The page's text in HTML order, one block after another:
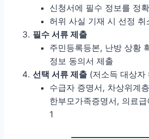
신청서에 필수 정보를 정
허위 사실 기재 시 선정 취
필수 서류 제출
주민등록등본, 난방 상황
정보 동의서 제출
선택 서류 제출 (저소득 대상자
수급자 증명서, 차상위계
한부모가족증명서, 의료
1